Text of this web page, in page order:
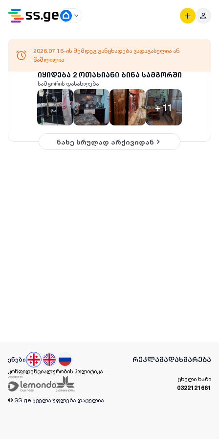
იყიდება 2 ოთახიანი ბინა სამგორში
სამგორის დასახლება
+11
2026.07.16-ის შემდეგ განცხადება ვადაგასულია ან
წაშლილია
ნახე სრულად არქივიდან
ენები რეკლამადახმარება
კონფიდენციალურობის პოლიტიკა
ცხელი ხაზი
0322121661
© SS.ge ყველა უფლება დაცულია